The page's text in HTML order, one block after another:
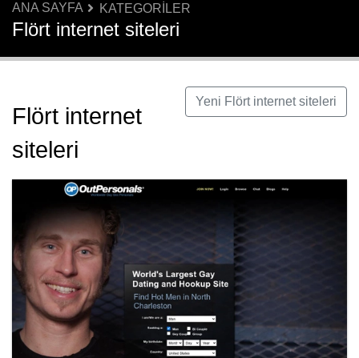
ANA SAYFA KATEGORILER
Flört internet siteleri
Yeni Flört internet siteleri
Flört internet
siteleri